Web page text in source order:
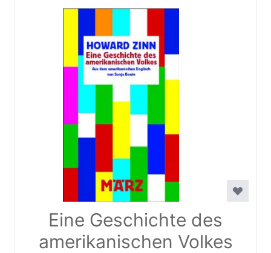
Eine Geschichte des
amerikanischen Volkes